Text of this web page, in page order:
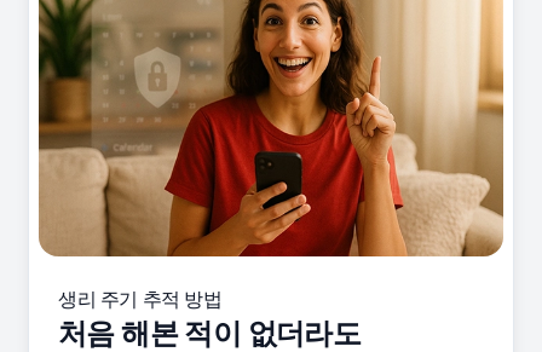
생리 주기 추적 방법
처음 해본 적이 없더라도